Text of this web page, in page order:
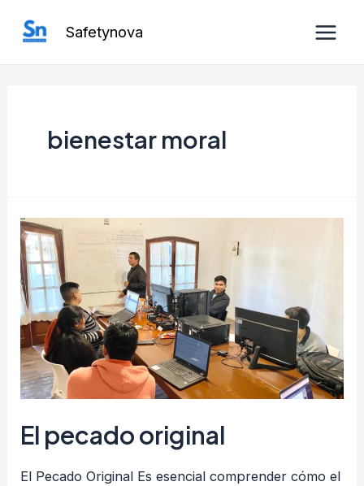
Safetynova
bienestar moral
El pecado original
El Pecado Original Es esencial comprender cómo el